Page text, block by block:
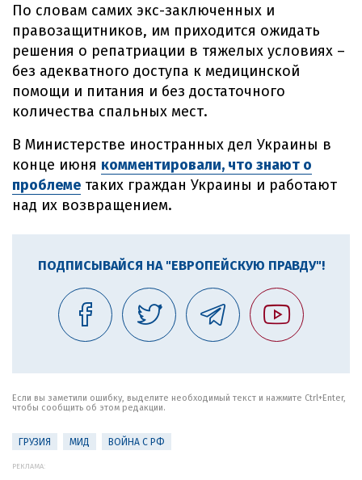
По словам самих экс-заключенных и
правозащитников, им приходится ожидать
решения о репатриации в тяжелых условиях –
без адекватного доступа к медицинской
помощи и питания и без достаточного
количества спальных мест.
В Министерстве иностранных дел Украины в
конце июня комментировали, что знают о
проблеме таких граждан Украины и работают
над их возвращением.
ПОДПИСЫВАЙСЯ НА "ЕВРОПЕЙСКУЮ ПРАВДУ"!
Если вы заметили ошибку, выделите необходимый текст и нажмите Ctrl+Enter,
чтобы сообщить об этом редакции.
ГРУЗИЯ МИД ВОЙНА С РФ
РЕКЛАМА: